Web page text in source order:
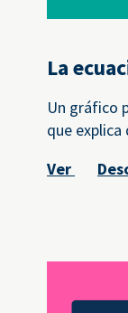
La
Un gráfico
que
Ver